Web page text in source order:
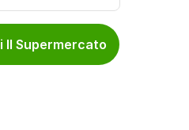
Il Supermercato